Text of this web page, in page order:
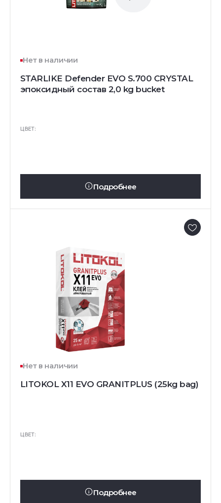
Нет в наличии
STARLIKE Defender EVO S.700 CRYSTAL
эпоксидный состав 2,0 kg bucket
ЦВЕТ:
Подробнее
Нет в наличии
LITOKOL X11 EVO GRANITPLUS (25kg bag)
ЦВЕТ:
Подробнее